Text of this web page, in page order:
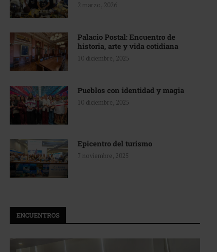
2 marzo, 2026
Palacio Postal: Encuentro de
historia, arte y vida cotidiana
10 diciembre, 2025
Pueblos con identidad y magia
10 diciembre, 2025
Epicentro del turismo
7 noviembre, 2025
ENCUENTROS